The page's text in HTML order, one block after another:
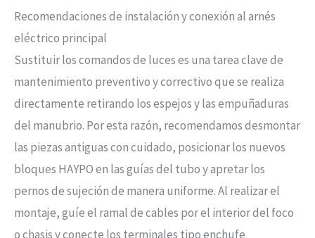
Recomendaciones de instalación y conexión al arnés
eléctrico principal
Sustituir los comandos de luces es una tarea clave de
mantenimiento preventivo y correctivo que se realiza
directamente retirando los espejos y las empuñaduras
del manubrio. Por esta razón, recomendamos desmontar
las piezas antiguas con cuidado, posicionar los nuevos
bloques HAYPO en las guías del tubo y apretar los
pernos de sujeción de manera uniforme. Al realizar el
montaje, guíe el ramal de cables por el interior del foco
o chasis y conecte los terminales tipo enchufe